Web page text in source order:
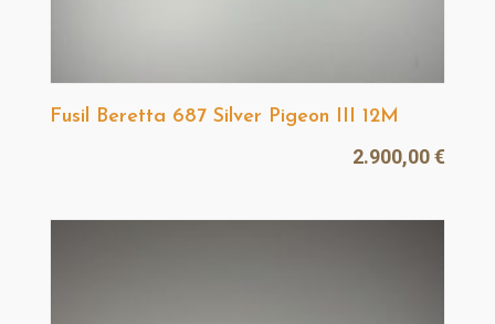
Fusil Beretta 687 Silver Pigeon III 12M
2.900,00€